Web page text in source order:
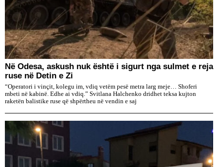
​Në Odesa, askush nuk është i sigurt nga sulmet e reja
ruse në Detin e Zi
“Operatori i vinçit, kolegu im, vdiq vetëm pesë metra larg meje… Shoferi
mbeti në kabinë. Edhe ai vdiq.” Svitlana Halchenko dridhet teksa kujton
raketën balistike ruse që shpërtheu në vendin e saj